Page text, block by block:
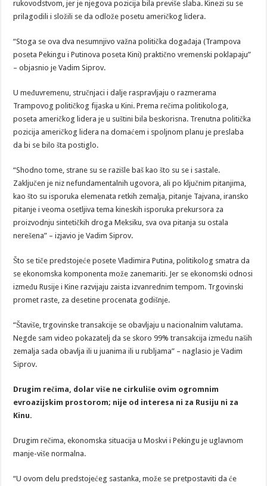
rukovodstvom, jer je njegova pozicija bila previše slaba. Kinezi su se
prilagodili i složili se da odlože posetu američkog lidera.
“Stoga se ova dva nesumnjivo važna politička događaja (Trampova
poseta Pekingu i Putinova poseta Kini) praktično vremenski poklapaju”
– objasnio je Vadim Siprov.
U međuvremenu, stručnjaci i dalje raspravljaju o razmerama
Trampovog političkog fijaska u Kini. Prema rečima politikologa,
poseta američkog lidera je u suštini bila beskorisna. Trenutna politička
pozicija američkog lidera na domaćem i spoljnom planu je preslaba
da bi se bilo šta postiglo.
“Shodno tome, strane su se razišle baš kao što su se i sastale.
Zaključen je niz nefundamentalnih ugovora, ali po ključnim pitanjima,
kao što su isporuka elemenata retkih zemalja, pitanje Tajvana, iransko
pitanje i veoma osetljiva tema kineskih isporuka prekursora za
proizvodnju sintetičkih droga Meksiku, sva ova pitanja su ostala
nerešena” – izjavio je Vadim Siprov.
Što se tiče predstojeće posete Vladimira Putina, politikolog smatra da
se ekonomska komponenta može zanemariti. Jer se ekonomski odnosi
između Rusije i Kine razvijaju zaista izvanrednim tempom. Trgovinski
promet raste, za desetine procenata godišnje.
“Štaviše, trgovinske transakcije se obavljaju u nacionalnim valutama.
Negde sam video pokazatelj da se skoro 99% transakcija između naših
zemalja sada obavlja ili u juanima ili u rubljama” – naglasio je Vadim
Siprov.
Drugim rečima, dolar više ne cirkuliše ovim ogromnim
evroazijskim prostorom; nije od interesa ni za Rusiju ni za
Kinu.
Drugim rečima, ekonomska situacija u Moskvi i Pekingu je uglavnom
manje-više normalna.
“U ovom delu predstojećeg sastanka, može se pretpostaviti da će